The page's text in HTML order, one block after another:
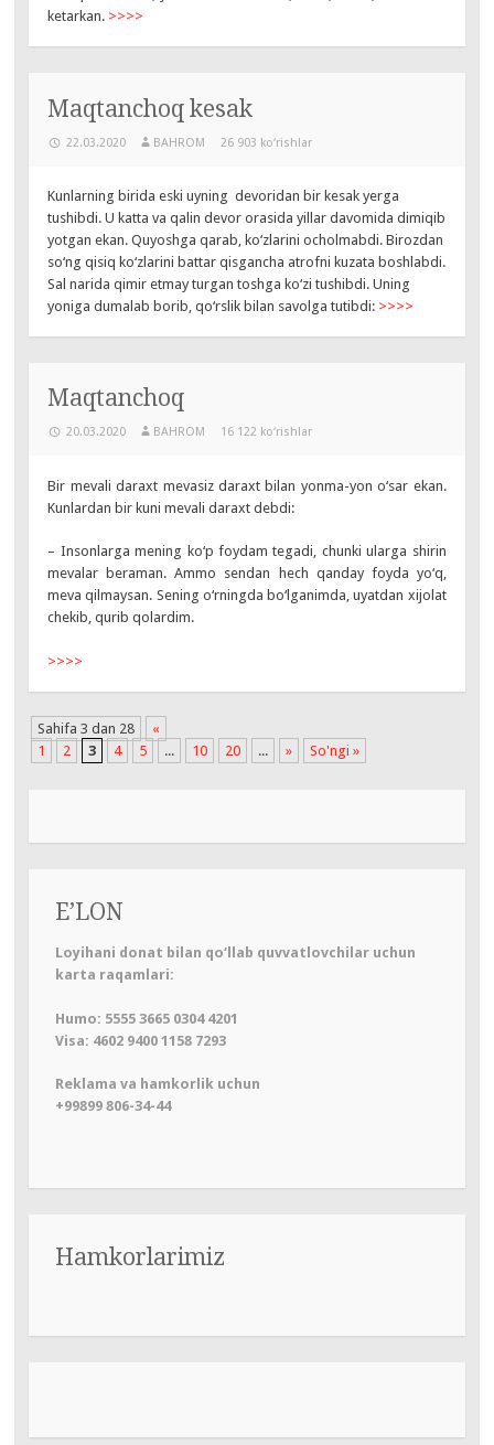
ketarkan. >>>>
Maqtanchoq kesak
22.03.2020 BAHROM 26 903 ko‘rishlar
Kunlarning birida eski uyning devoridan bir kesak yerga
tushibdi. U katta va qalin devor orasida yillar davomida dimiqib
yotgan ekan. Quyoshga qarab, ko‘zlarini ocholmabdi. Birozdan
so‘ng qisiq ko‘zlarini battar qisgancha atrofni kuzata boshlabdi.
Sal narida qimir etmay turgan toshga ko‘zi tushibdi. Uning
yoniga dumalab borib, qo‘rslik bilan savolga tutibdi: >>>>
Maqtanchoq
20.03.2020 BAHROM 16 122 ko‘rishlar
Bir mevali daraxt mevasiz daraxt bilan yonma-yon o‘sar ekan.
Kunlardan bir kuni mevali daraxt debdi:
– Insonlarga mening ko‘p foydam tegadi, chunki ularga shirin
mevalar beraman. Ammo sendan hech qanday foyda yo‘q,
meva qilmaysan. Sening o‘rningda bo‘lganimda, uyatdan xijolat
chekib, qurib qolardim.
>>>>
Sahifa 3 dan 28
«
1
2 3 4 5 ... 10 20 ... » So'ngi »
E’LON
Loyihani donat bilan qo‘llab quvvatlovchilar uchun
karta raqamlari:
Humo: 5555 3665 0304 4201
Visa: 4602 9400 1158 7293
Reklama va hamkorlik uchun
+99899 806-34-44
Hamkorlarimiz